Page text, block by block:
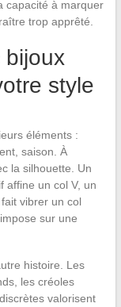
capacité à marquer
trop apprêté.
bijoux
style
éléments :
saison. À
la silhouette. Un
affine un col V, un
vibrer un col
sur une
histoire. Les
les créoles
valorisent